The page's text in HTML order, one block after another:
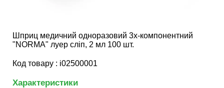
Шприц медичний одноразовий 3х-компонентний
"NORMA" луер сліп, 2 мл 100 шт.
Код товару : i02500001
Характеристики